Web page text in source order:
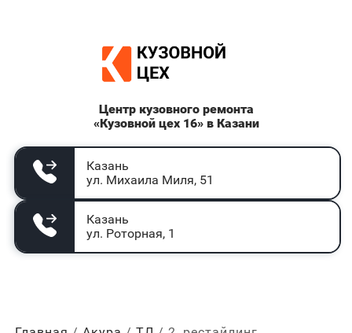
Центр кузовного ремонта
«Кузовной цех 16» в Казани
Казань
ул. Михаила Миля, 51
Казань
ул. Роторная, 1